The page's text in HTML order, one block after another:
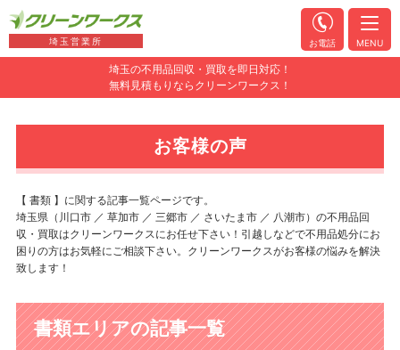
埼玉の不用品回収・買取を即日対応！
無料見積もりならクリーンワークス！
埼玉営業所 お電話 MENU
お客様の声
【 書類 】に関する記事一覧ページです。
埼玉県（川口市 ／ 草加市 ／ 三郷市 ／ さいたま市 ／ 八潮市）の不用品回
収・買取はクリーンワークスにお任せ下さい！引越しなどで不用品処分にお
困りの方はお気軽にご相談下さい。クリーンワークスがお客様の悩みを解決
致します！
書類エリアの記事一覧